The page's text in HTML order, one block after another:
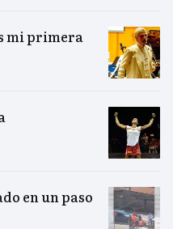
mi primera
en un paso